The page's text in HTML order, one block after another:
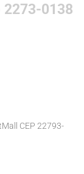
2273-0138
CEP 22793-